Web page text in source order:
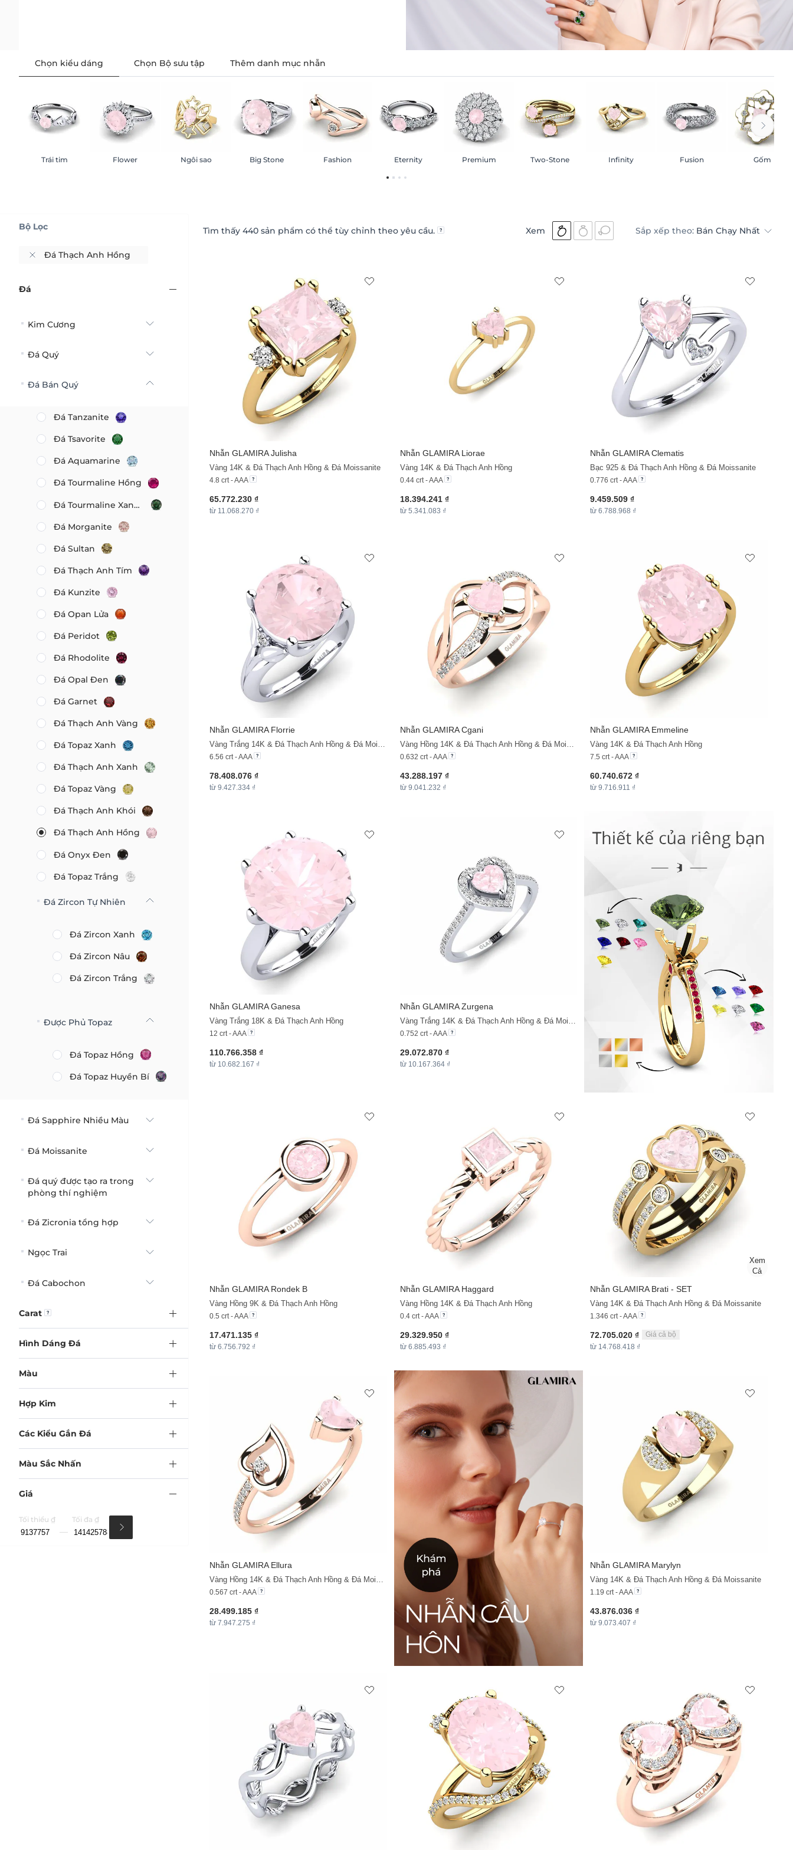
Chọn kiểu dáng
Trái tim Flower Ngôi sao Big Stone Fashion Eternity Premium Two-Stone Infinity Fusion Gốm
Chọn Bộ sưu tập Thêm danh mục nhẫn
Tìm thấy 440 sản phẩm có thể tùy chỉnh theo yêu cầu. Xem Sắp xếp theo: Bán Chạy Nhất
Nhẫn GLAMIRAJulisha
Vàng 14K & Đá Thạch Anh Hồng & Đá Moissanite
4.8 crt - AAA
65.772.230 ₫
từ 11.068.270 ₫
Nhẫn GLAMIRALiorae
Vàng 14K & Đá Thạch Anh Hồng
0.44 crt - AAA
18.394.241 ₫
từ 5.341.083 ₫
NhẫnGLAMIRAClematis
Bạc 925 & Đá Thạch Anh Hồng & Đá Moissanite
0.776 crt - AAA
9.459.509 ₫
từ 6.788.968 ₫
Nhẫn GLAMIRAFlorrie
6.56 crt - AAA
78.408.076 ₫
từ 9.427.334 ₫
Nhẫn GLAMIRACgani
0.632 crt - AAA
43.288.197 ₫
từ 9.041.232 ₫
NhẫnGLAMIRAEmmeline
Vàng 14K & Đá Thạch Anh Hồng
7.5 crt - AAA
60.740.672 ₫
từ 9.716.911 ₫
Nhẫn GLAMIRAGanesa
Vàng Trắng 18K & Đá Thạch Anh Hồng
12 crt - AAA
110.766.358 ₫
từ 10.682.167 ₫
Nhẫn GLAMIRAZurgena
0.752 crt - AAA
29.072.870 ₫
từ 10.167.364 ₫
Nhẫn GLAMIRARondek B
Vàng Hồng 9K & Đá Thạch Anh Hồng
0.5 crt - AAA
17.471.135 ₫
từ 6.756.792 ₫
Nhẫn GLAMIRAHaggard
Vàng Hồng 14K & Đá Thạch Anh Hồng
0.4 crt - AAA
29.329.950 ₫
từ 6.885.493 ₫
NhẫnGLAMIRABrati - SET
Vàng 14K & Đá Thạch Anh Hồng & Đá Moissanite
1.346 crt - AAA
72.705.020 ₫
Giá cả bộ
từ 14.768.418 ₫
Nhẫn GLAMIRAEllura
Vàng Hồng 14K & Đá Thạch Anh Hồng & Đá Moissanite
0.567 crt - AAA
28.499.185 ₫
từ 7.947.275 ₫
NhẫnGLAMIRAMarylyn
Vàng 14K & Đá Thạch Anh Hồng & Đá Moissanite
1.19 crt - AAA
43.876.036 ₫
từ 9.073.407 ₫
Bộ Lọc
Đá Thạch Anh Hồng
Đá
Kim Cương
Đá Quý
Đá Bán Quý
Đá Tanzanite
Đá Tsavorite
Đá Aquamarine
Đá Tourmaline Hồng
Đá Tourmaline Xanh Lá
Đá Morganite
Đá Sultan
Đá Thạch Anh Tím
Đá Kunzite
Đá Opan Lửa
Đá Peridot
Đá Rhodolite
Đá Opal Đen
Đá Garnet
Đá Thạch Anh Vàng
Đá Topaz Xanh
Đá Thạch Anh Xanh
Đá Topaz Vàng
Đá Thạch Anh Khói
Đá Thạch Anh Hồng
Đá Onyx Đen
Đá Topaz Trắng
Đá Zircon Tự Nhiên
Đá Zircon Xanh
Đá Zircon Nâu
Đá Zircon Trắng
Được Phủ Topaz
Đá Topaz Hồng
Đá Topaz Huyền Bí
Đá Sapphire Nhiều Màu
Đá Moissanite
Đá quý được tạo ra trong
phòng thí nghiệm
Đá Zicronia tổng hợp
Ngọc Trai
Đá Cabochon
Carat
Hình Dáng Đá
Màu
Hợp Kim
Màu Sắc Nhấn
Giá
Tối thiểu ₫ Tối đa ₫
Các Kiểu Gắn Đá